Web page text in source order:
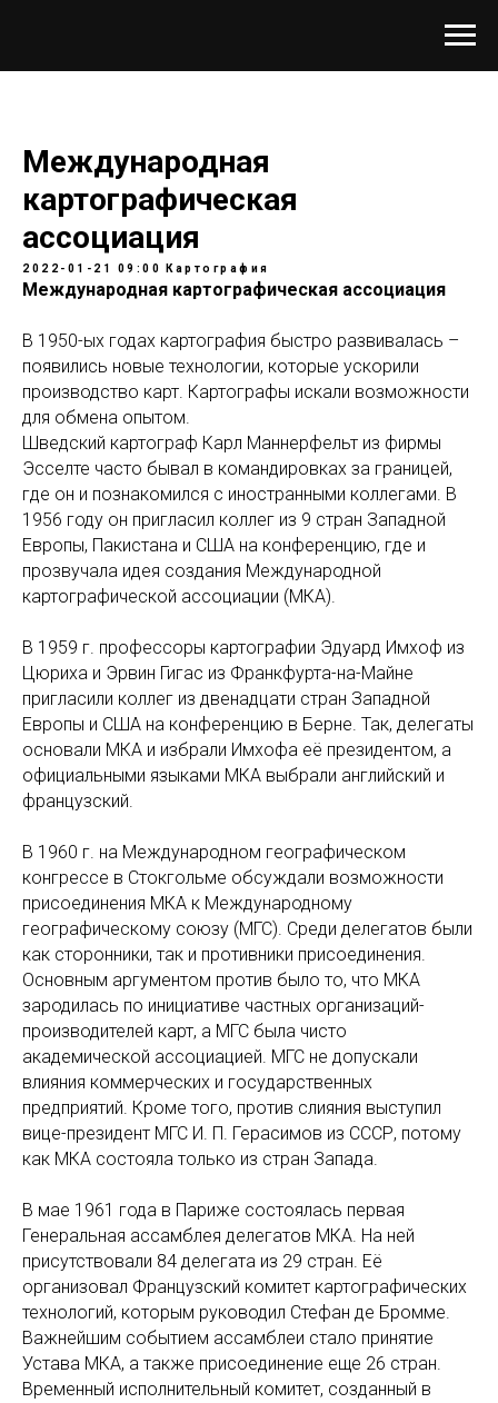
Международная
картографическая
ассоциация
2022-01-21 09:00 Картография
Международная картографическая ассоциация
В 1950-ых годах картография быстро развивалась –
появились новые технологии, которые ускорили
производство карт. Картографы искали возможности
для обмена опытом.
Шведский картограф Карл Маннерфельт из фирмы
Эсселте часто бывал в командировках за границей,
где он и познакомился с иностранными коллегами. В
1956 году он пригласил коллег из 9 стран Западной
Европы, Пакистана и США на конференцию, где и
прозвучала идея создания Международной
картографической ассоциации (МКА).
В 1959 г. профессоры картографии Эдуард Имхоф из
Цюриха и Эрвин Гигас из Франкфурта-на-Майне
пригласили коллег из двенадцати стран Западной
Европы и США на конференцию в Берне. Так, делегаты
основали МКА и избрали Имхофа её президентом, а
официальными языками МКА выбрали английский и
французский.
В 1960 г. на Международном географическом
конгрессе в Стокгольме обсуждали возможности
присоединения МКА к Международному
географическому союзу (МГС). Среди делегатов были
как сторонники, так и противники присоединения.
Основным аргументом против было то, что МКА
зародилась по инициативе частных организаций-
производителей карт, а МГС была чисто
академической ассоциацией. МГС не допускали
влияния коммерческих и государственных
предприятий. Кроме того, против слияния выступил
вице-президент МГС И. П. Герасимов из СССР, потому
как МКА состояла только из стран Запада.
В мае 1961 года в Париже состоялась первая
Генеральная ассамблея делегатов МКА. На ней
присутствовали 84 делегата из 29 стран. Её
организовал Французский комитет картографических
технологий, которым руководил Стефан де Бромме.
Важнейшим событием ассамблеи стало принятие
Устава МКА, а также присоединение еще 26 стран.
Временный исполнительный комитет, созданный в